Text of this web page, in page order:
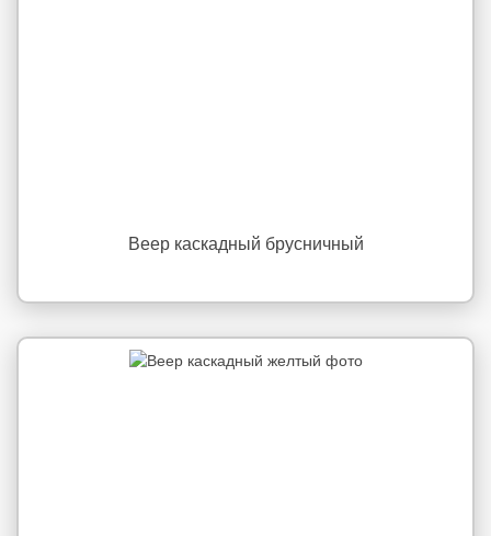
Веер каскадный брусничный